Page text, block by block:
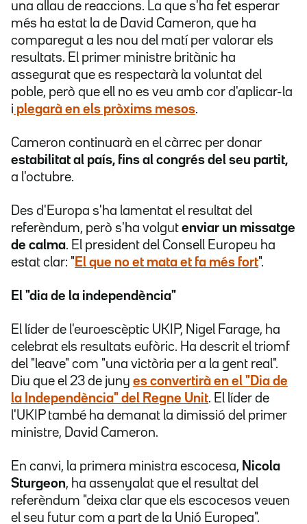
una allau de reaccions. La que s'ha fet esperar
més ha estat la de David Cameron, que ha
comparegut a les nou del matí per valorar els
resultats. El primer ministre britànic ha
assegurat que es respectarà la voluntat del
poble, però que ell no es veu amb cor d'aplicar-la
i plegarà en els pròxims mesos.
Cameron continuarà en el càrrec per donar
estabilitat al país, fins al congrés del seu partit,
a l'octubre.
Des d'Europa s'ha lamentat el resultat del
referèndum, però s'ha volgut enviar un missatge
de calma. El president del Consell Europeu ha
estat clar: " El que no et mata et fa més fort".
El "dia de la independència"
El líder de l'euroescèptic UKIP, Nigel Farage, ha
celebrat els resultats eufòric. Ha descrit el triomf
del "leave" com "una victòria per a la gent real".
Diu que el 23 de juny es convertirà en el "Dia de
la Independència" del Regne Unit. El líder de
l'UKIP també ha demanat la dimissió del primer
ministre, David Cameron.
En canvi, la primera ministra escocesa, Nicola
Sturgeon, ha assenyalat que el resultat del
referèndum "deixa clar que els escocesos veuen
el seu futur com a part de la Unió Europea".